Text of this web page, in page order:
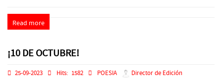
Read more
¡10 DE OCTUBRE!
25-09-2023 Hits: 1582 POESIA Director de Edición